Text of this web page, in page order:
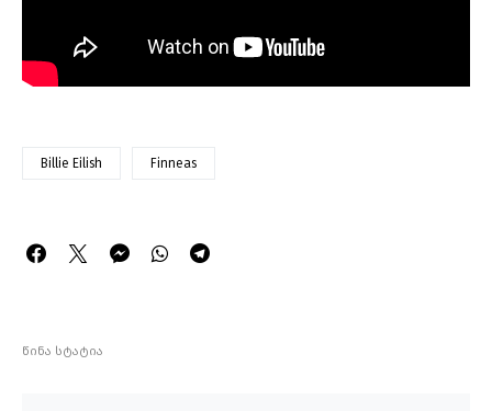
Billie Eilish Finneas
წინა სტატია